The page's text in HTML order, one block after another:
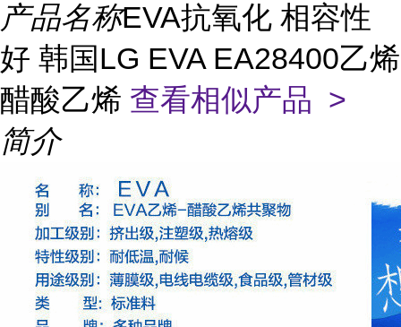
产品名称EVA抗氧化 相容性
好 韩国LG EVA EA28400乙烯
醋酸乙烯 查看相似产品 >
简介